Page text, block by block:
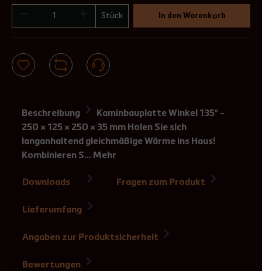
Stück In den Warenkorb
Beschreibung
Kaminbauplatte Winkel 135° -
250 × 125 × 250 × 35 mm Holen Sie sich
langanhaltend gleichmäßige Wärme ins Haus!
Kombinieren S… Mehr
Downloads Fragen zum Produkt
Lieferumfang
Angaben zur Produktsicherheit
Bewertungen